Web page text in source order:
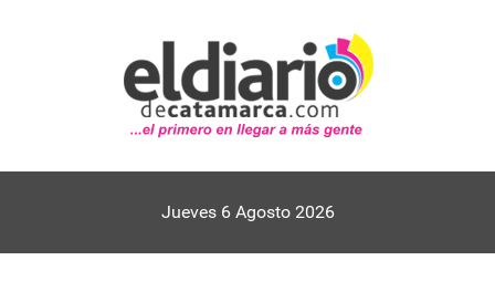
Jueves 6 Agosto 2026